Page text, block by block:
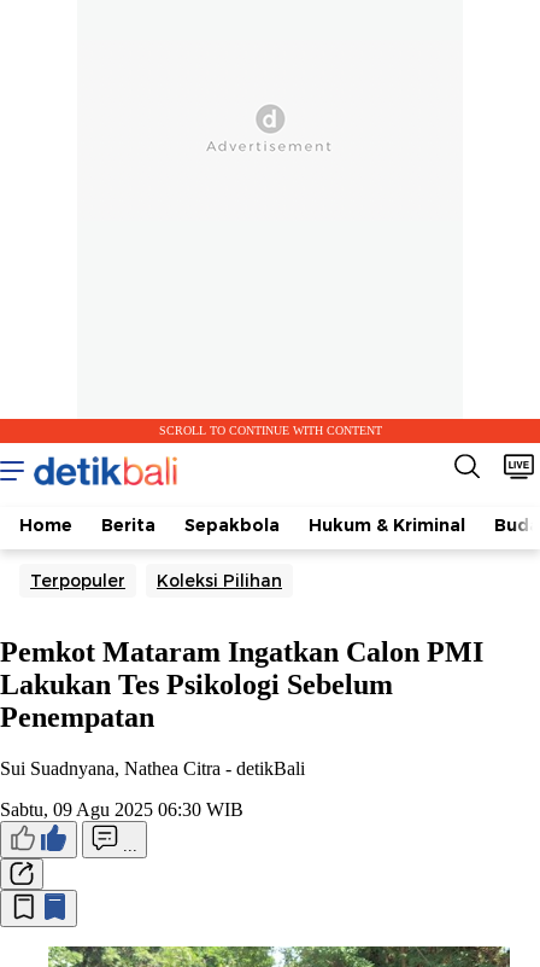
SCROLL TO CONTINUE WITH CONTENT
Home Berita Sepakbola Hukum & Kriminal
Terpopuler Koleksi Pilihan
Pemkot Mataram Ingatkan Calon PMI
Lakukan Tes Psikologi Sebelum
Penempatan
Sui Suadnyana, Nathea Citra - detikBali
Sabtu, 09 Agu 2025 06:30 WIB